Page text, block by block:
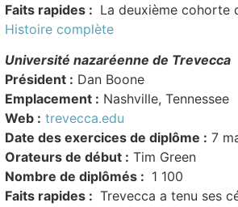
Faits rapides : La deuxième cohorte
Histoire complète
Université nazaréenne de Trevecca
Président : Dan Boone
Emplacement : Nashville, Tennessee
Web : trevecca.edu
Date des exercices de diplôme : 7
Orateurs de début : Tim Green
Nombre de diplômés : 1 100
Faits rapides : Trevecca a tenu ses